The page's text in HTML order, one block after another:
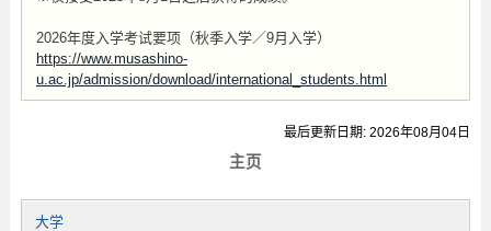
2026年度入学考试要项（秋季入学／9月入学）
https://www.musashino-
u.ac.jp/admission/download/international_students.html
最后更新日期: 2026年08月04日
主页
大学